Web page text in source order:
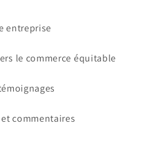
entreprise
le commerce équitable
commentaires